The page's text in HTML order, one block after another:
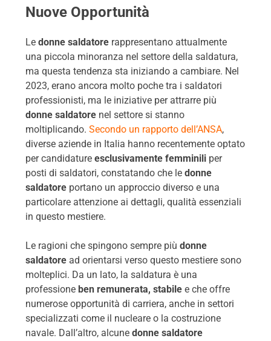
Nuove Opportunità
Ledonne saldatore rappresentano attualmente
una piccola minoranza nel settore della saldatura,
ma questa tendenza sta iniziando a cambiare. Nel
2023, erano ancora molto poche tra i saldatori
professionisti, ma le iniziative per attrarre più
donne saldatore nel settore si stanno
moltiplicando.Secondo un rapporto dell’ANSA,
diverse aziende in Italia hanno recentemente optato
per candidatureesclusivamente femminili per
posti di saldatori, constatando che ledonne
saldatore portano un approccio diverso e una
particolare attenzione ai dettagli, qualità essenziali
in questo mestiere.
Le ragioni che spingono sempre piùdonne
saldatore ad orientarsi verso questo mestiere sono
molteplici. Da un lato, la saldatura è una
professione ben remunerata, stabile e che offre
numerose opportunità di carriera, anche in settori
specializzati come il nucleare o la costruzione
navale. Dall’altro, alcunedonne saldatore